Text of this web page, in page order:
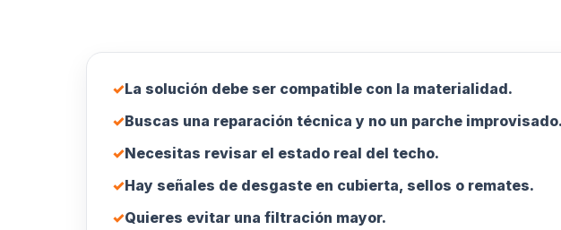
✓La solución debe ser compatible con la materialidad.
✓Buscas una reparación técnica y no un parche improvisado.
✓Necesitas revisar el estado real del techo.
✓Hay señales de desgaste en cubierta, sellos o remates.
✓Quieres evitar una filtración mayor.